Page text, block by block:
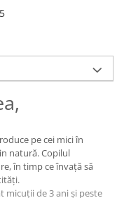
pe cei mici în
natură. Copilul
în timp ce învață să
micuții de 3 ani și peste